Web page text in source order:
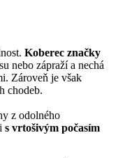
Koberec značky
nebo zápraží a nechá
Zároveň je však
chodeb.
z odolného
s vrtošivým počasím